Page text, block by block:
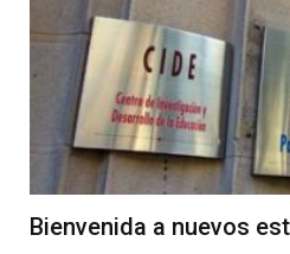
Bienvenida a nuevos